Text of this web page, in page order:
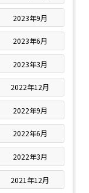
2023年9月
2023年6月
2023年3月
2022年12月
2022年9月
2022年6月
2022年3月
2021年12月